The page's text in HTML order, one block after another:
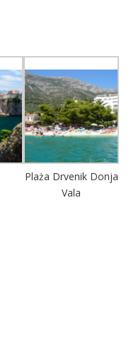
Plaża Drvenik Donja
Vala